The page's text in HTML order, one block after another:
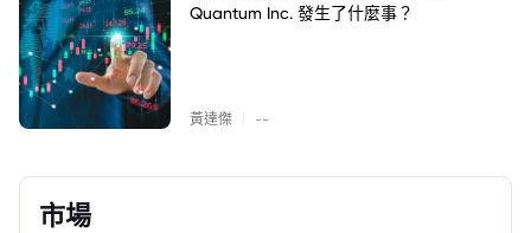
Quantum Inc. 發生了什麼事？
黃達傑 --
市場